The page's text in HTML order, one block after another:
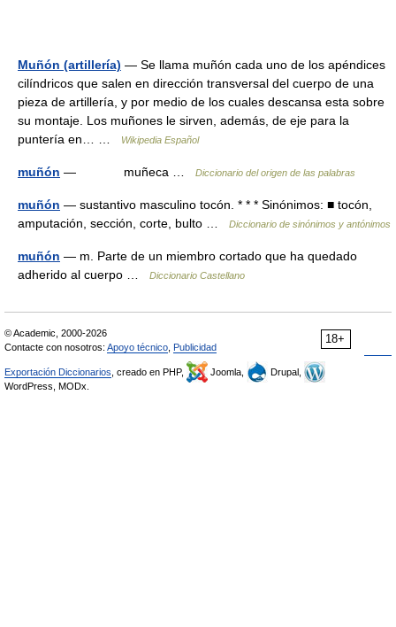
Muñón (artillería) — Se llama muñón cada uno de los apéndices
cilíndricos que salen en dirección transversal del cuerpo de una
pieza de artillería, y por medio de los cuales descansa esta sobre
su montaje. Los muñones le sirven, además, de eje para la
puntería en… …
Wikipedia Español
muñón — muñeca … Diccionario del origen de las palabras
muñón — sustantivo masculino tocón. * * * Sinónimos: ■ tocón,
amputación, sección, corte, bulto …
Diccionario de sinónimos y antónimos
muñón — m. Parte de un miembro cortado que ha quedado
adherido al cuerpo …
Diccionario Castellano
18+
© Academic, 2000-2026
Contacte con nosotros: Apoyo técnico Publicidad
Exportación Diccionarios , creado en PHP, Joomla,
Drupal,
WordPress, MODx.